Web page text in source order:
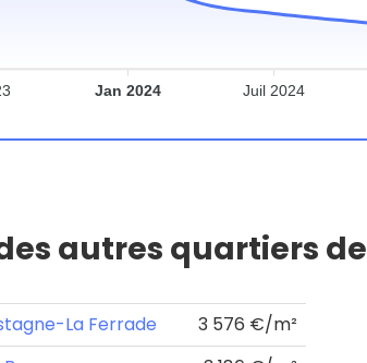
Jan 2024 Juil 2024
autres quartiers de
La Ferrade
3 576 €/m²